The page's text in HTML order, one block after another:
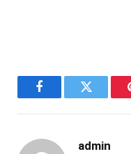
FacebookTwitter
admin